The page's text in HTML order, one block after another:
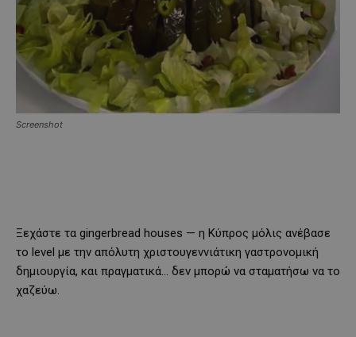
Screenshot
Ξεχάστε τα gingerbread houses — η Κύπρος μόλις ανέβασε
το level με την απόλυτη χριστουγεννιάτικη γαστρονομική
δημιουργία, και πραγματικά… δεν μπορώ να σταματήσω να το
χαζεύω.